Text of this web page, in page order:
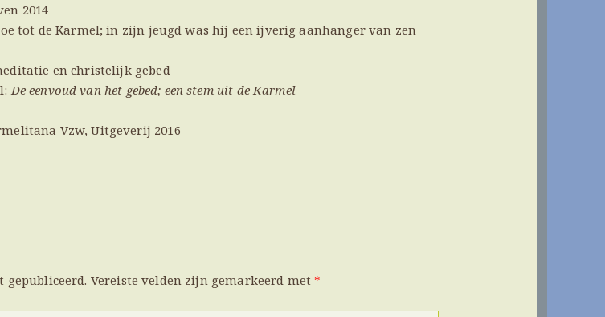
2014
tot de Karmel; in zijn jeugd was hij een ijverig aanhanger van zen
en christelijk gebed
De eenvoud van het gebed; een stem uit de Karmel
Vzw, Uitgeverij 2016
gepubliceerd. Vereiste velden zijn gemarkeerd met*